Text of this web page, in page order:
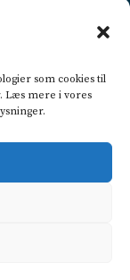
som cookies til
Læs mere i vores